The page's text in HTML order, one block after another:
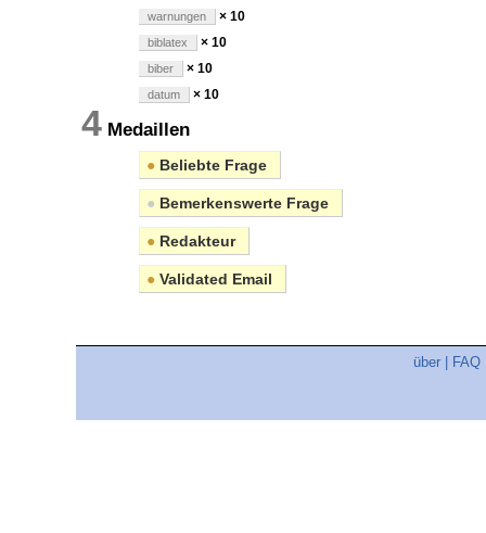
warnungen × 10
biblatex × 10
biber × 10
datum × 10
4 Medaillen
● Beliebte Frage
● Bemerkenswerte Frage
● Redakteur
● Validated Email
über FAQ